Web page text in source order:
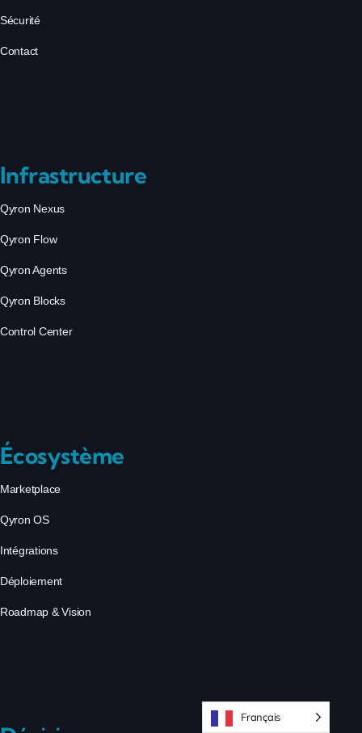
Sécurité
Contact
Infrastructure
Qyron Nexus
Qyron Flow
Qyron Agents
Qyron Blocks
Control Center
Écosystème
Marketplace
Qyron OS
Intégrations
Déploiement
Roadmap & Vision
Français